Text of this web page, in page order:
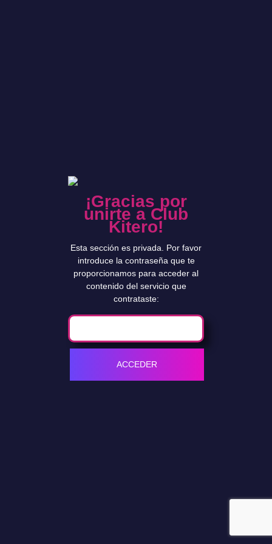
¡Gracias por
unirte a Club
Kitero!
Esta sección es privada. Por favor
introduce la contraseña que te
proporcionamos para acceder al
contenido del servicio que
contrataste: